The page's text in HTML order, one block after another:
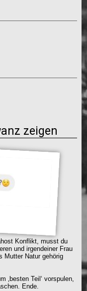
zeigen
Konflikt, musst du
und irgendeiner Frau
Mutter Natur gehörig
‚besten Teil‘ vorspulen,
Ende.